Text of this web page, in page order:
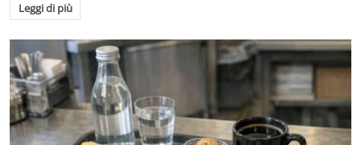
Leggi di più